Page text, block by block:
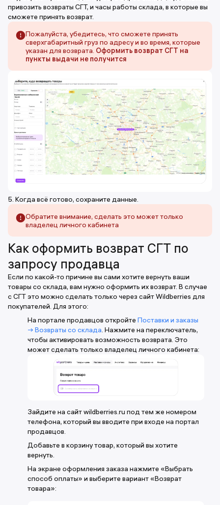
привозить возвраты СГТ, и часы работы склада, в которые вы
сможете принять возврат.
Пожалуйста, убедитесь, что сможете принять
сверхгабаритный груз по адресу и во время, которые
указан для возврата. Оформить возврат СГТ на
пункты выдачи не получится
5. Когда всё готово, сохраните данные.
Обратите внимание, сделать это может только
владелец личного кабинета
Как оформить возврат СГТ по
запросу продавца
Если по какой-то причине вы сами хотите вернуть ваши
товары со склада, вам нужно оформить их возврат. В случае
с СГТ это можно сделать только через сайт Wildberries для
покупателей. Для этого:
На портале продавцов откройте Поставки и заказы
→ Возвраты со склада. Нажмите на переключатель,
чтобы активировать возможность возврата. Это
может сделать только владелец личного кабинета:
Зайдите на сайт wildberries.ru под тем же номером
телефона, который вы вводите при входе на портал
продавцов.
Добавьте в корзину товар, который вы хотите
вернуть.
На экране оформления заказа нажмите «Выбрать
способ оплаты» и выберите вариант «Возврат
товара»: